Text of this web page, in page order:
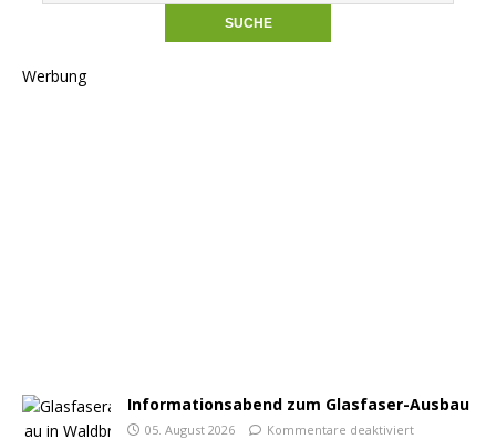
Werbung
Informationsabend zum Glasfaser-Ausbau
05. August 2026 Kommentare deaktiviert